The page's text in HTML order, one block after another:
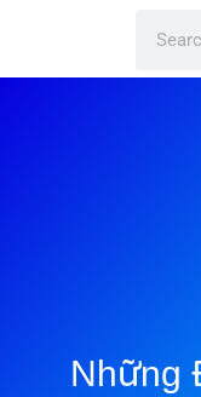
Những